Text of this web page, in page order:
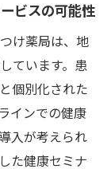
発展
て
未来像
け薬局が示
物語
実践
ビスの可能性
け薬局は、地
ています。患
個別化された
インでの健康
入が考えられ
た健康セミナ